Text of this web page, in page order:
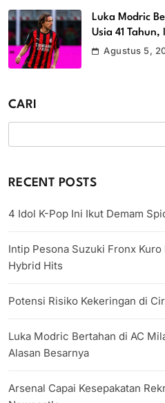
Luka Modric
Usia 41
Agustus 5,
CARI
RECENT POSTS
4 Idol K-Pop Ini Ikut Demam
Intip Pesona Suzuki Fronx
Hybrid Hits
Potensi Risiko Kekeringan di
Luka Modric Bertahan di AC
Alasan Besarnya
Arsenal Capai Kesepakatan